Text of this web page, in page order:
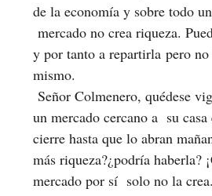
de la economía y sobre todo
mercado no crea riqueza.
y por tanto a repartirla pero
mismo.
Señor Colmenero, quédese
un mercado cercano a su casa
cierre hasta que lo abran
más riqueza?¿podría haberla?
mercado por sí solo no la